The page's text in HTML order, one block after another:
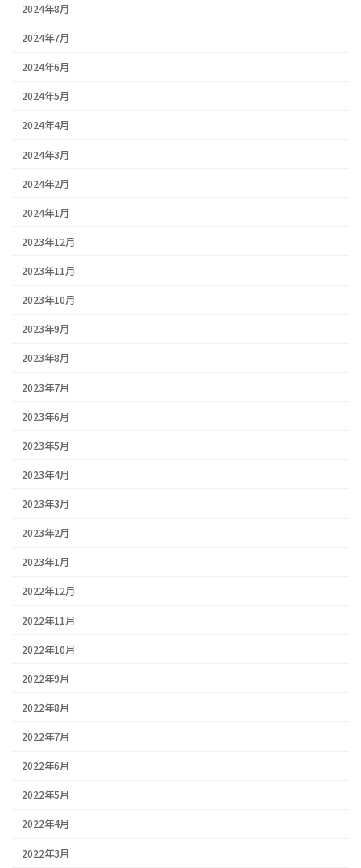
2024年8月
2024年7月
2024年6月
2024年5月
2024年4月
2024年3月
2024年2月
2024年1月
2023年12月
2023年11月
2023年10月
2023年9月
2023年8月
2023年7月
2023年6月
2023年5月
2023年4月
2023年3月
2023年2月
2023年1月
2022年12月
2022年11月
2022年10月
2022年9月
2022年8月
2022年7月
2022年6月
2022年5月
2022年4月
2022年3月